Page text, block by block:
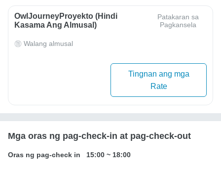
OwlJourneyProyekto (Hindi
Kasama Ang Almusal)
Patakaran sa
Pagkansela
Walang almusal
Tingnan ang mga
Rate
Mga oras ng pag-check-in at pag-check-out
Oras ng pag-check in 15:00 ~ 18:00